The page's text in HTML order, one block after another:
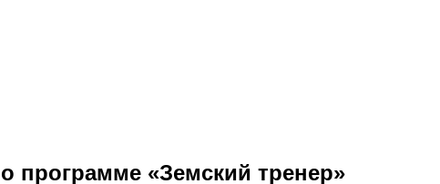
программе «Земский тренер»